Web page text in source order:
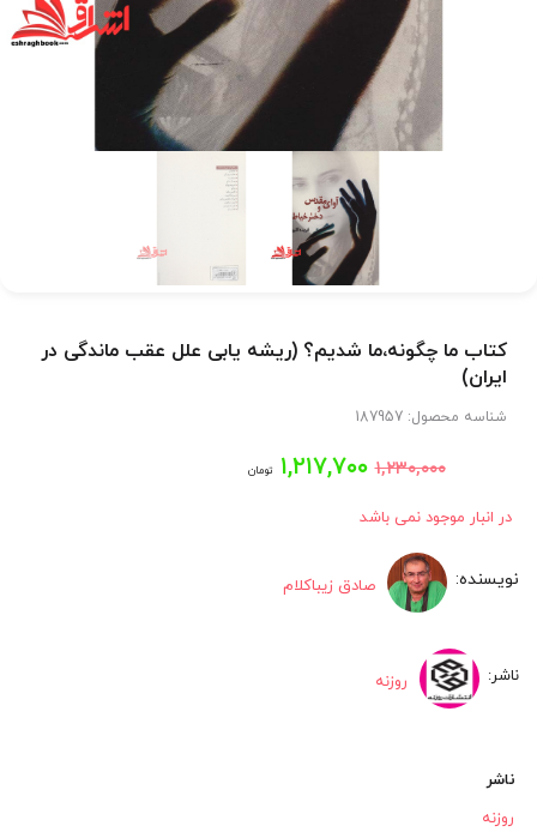
کتاب ما چگونه،ما شدیم؟ (ریشه یابی علل عقب ماندگی در
ایران)
شناسه محصول: 187957
۱,۲۳۰,۰۰۰ قیمت
اصلی:
۱,۲۱۷,۷۰۰ تومانقیمت
در انبار موجود نمی باشد
صادق زیباکلام
روزنه
ناشر
روزنه